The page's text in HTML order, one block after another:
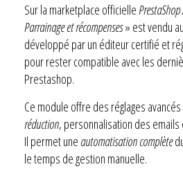
Sur la marketplace officielle
Parrainage et récompenses» est vendu
développé par un éditeur certifié et
pour rester compatible avec les
Prestashop.
Ce module offre des réglages
réduction, personnalisation des
Il permet une automatisation complète
le temps de gestion manuelle.